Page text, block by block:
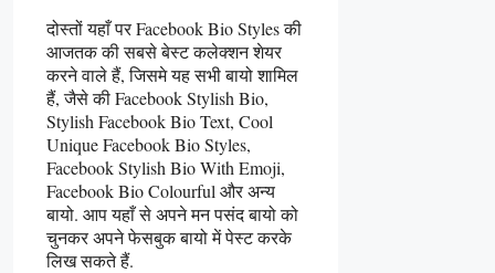
दोस्तों यहाँ पर Facebook Bio Styles की
आजतक की सबसे बेस्ट कलेक्शन शेयर
करने वाले हैं, जिसमे यह सभी बायो शामिल
हैं, जैसे की Facebook Stylish Bio,
Stylish Facebook Bio Text, Cool
Unique Facebook Bio Styles,
Facebook Stylish Bio With Emoji,
Facebook Bio Colourful और अन्य
बायो. आप यहाँ से अपने मन पसंद बायो को
चुनकर अपने फेसबुक बायो में पेस्ट करके
लिख सकते हैं.